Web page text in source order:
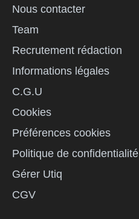
Nous contacter
Team
Recrutement rédaction
Informations légales
C.G.U
Cookies
Préférences cookies
Politique de confidentialité
Gérer Utiq
CGV